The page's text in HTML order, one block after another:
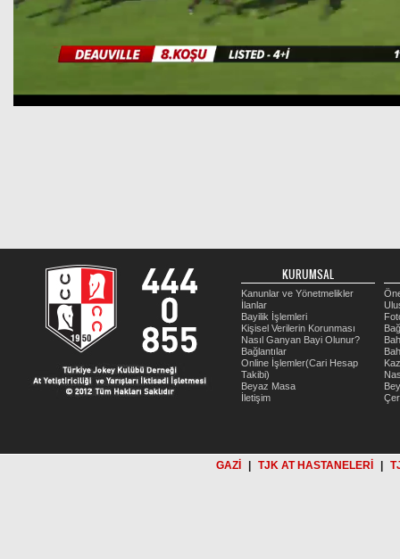
KURUMSAL
Kanunlar ve Yönetmelikler
İlanlar
Bayilik İşlemleri
Kişisel Verilerin Korunması
Nasıl Ganyan Bayi Olunur?
Bağlantılar
Online İşlemler(Cari Hesap
Takibi)
Beyaz Masa
İletişim
GAZİ TJK AT HASTANELERİ